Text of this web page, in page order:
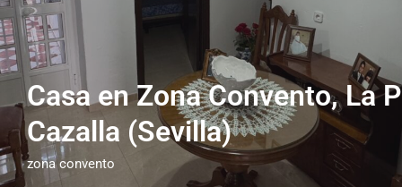
Casa en Zona Convento, La
Cazalla (Sevilla)
zona convento